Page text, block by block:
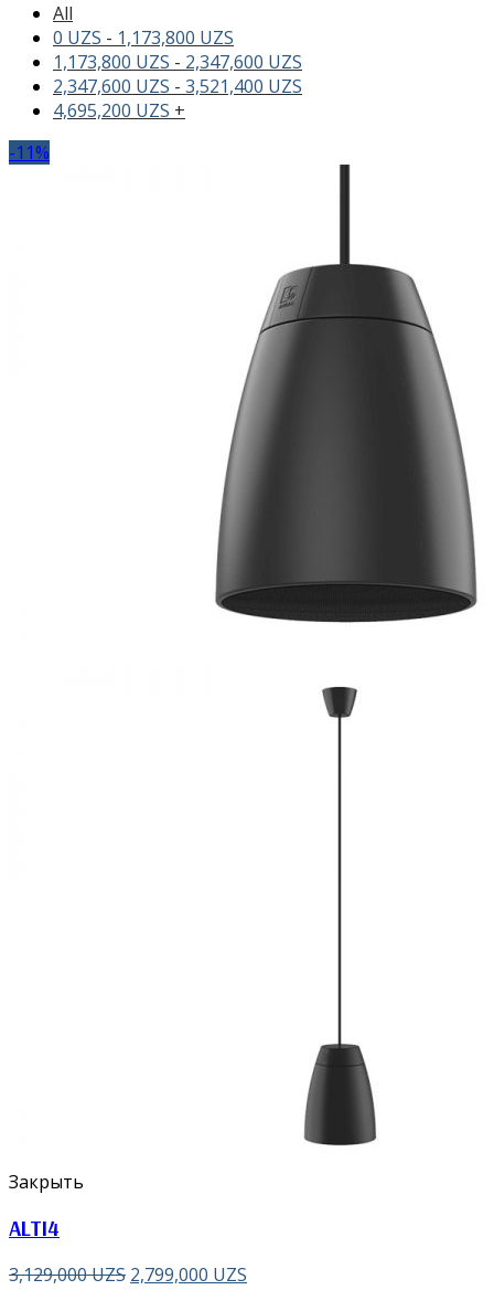
All
0 UZS - 1,173,800 UZS
1,173,800 UZS - 2,347,600 UZS
2,347,600 UZS - 3,521,400 UZS
4,695,200 UZS +
-11%
Закрыть
ALTI4
3,129,000UZS 2,799,000 UZS